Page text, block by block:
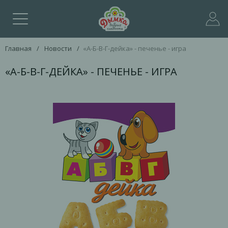
Главная / Новости / «А-Б-В-Г-дейка» - печенье - игра
«А-Б-В-Г-ДЕЙКА» - ПЕЧЕНЬЕ - ИГРА